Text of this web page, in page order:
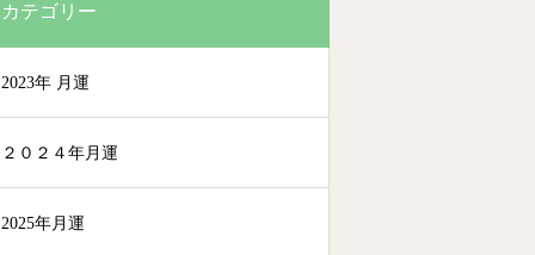
カテゴリー
2023年 月運
２０２４年月運
2025年月運